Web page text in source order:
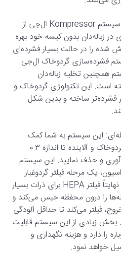
۲- تکنولوژی Kompressor: سیستم Kompressor ال‌جی از
زباله‌دان بدون کیسه‌ خود بهره
شده را در حالت بسیار فشرده‌ای
فشرده‌سازی گردوخاک ال‌جی
سیستم همچنین تخلیه زباله‌دان
است. این تکنولوژی گردوخاک و
جمع‌آوری‌شده را تا ۳ برابر فشرده‌تر ساخته و بدین شکل
فیلتراسیون ۵ مرحله‌ای: این سیستم به شما کمک
می‌کند تا ۹۹.۹۷ درصد ذرات گردوخاک و آلاینده تا اندازه ۰.۳
و حذف نمایید. این سیستم
یک مرحله فیلتر گردوغبار
فلزی، یک مرحله پیش فیلتر و نهایتاً فیلتر HEPA برای ذرات بسیار
را درون محفظه حبس می‌کند و
فیلتر می‌کند تا حداقل آلودگی
بخش زیادی از این سیستم قابلیت
را دارد و هزینه نگهداری و
خواهد نمود.